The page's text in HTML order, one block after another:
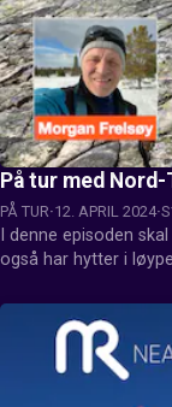
På tur med
PÅ TUR 12. APRIL 2024
I denne episoden
også har hytter i